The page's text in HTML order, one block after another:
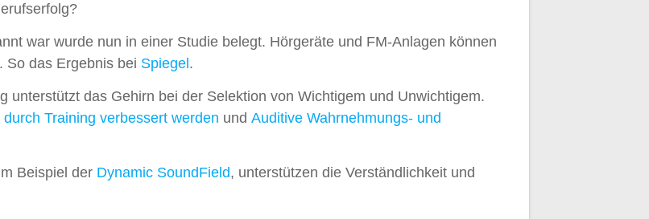
war wurde nun in einer Studie belegt. Hörgeräte und FM-Anlagen können
So das Ergebnis bei Spiegel .
unterstützt das Gehirn bei der Selektion von Wichtigem und Unwichtigem.
Training verbessert werden undAuditive Wahrnehmungs- und
Beispiel der Dynamic SoundField, unterstützen die Verständlichkeit und